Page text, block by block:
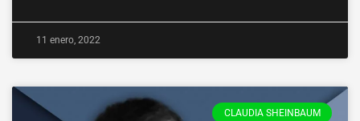
11 enero, 2022
CLAUDIA SHEINBAUM